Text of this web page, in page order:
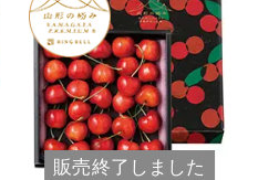
販売終了しました